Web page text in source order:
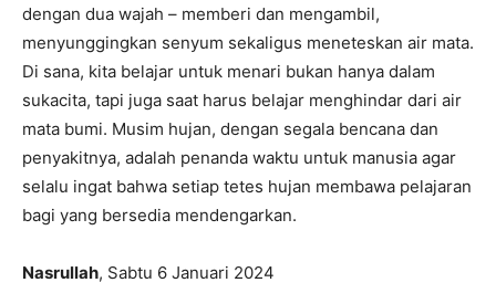
dengan dua wajah – memberi dan mengambil,
menyunggingkan senyum sekaligus meneteskan air mata.
Di sana, kita belajar untuk menari bukan hanya dalam
sukacita, tapi juga saat harus belajar menghindar dari air
mata bumi. Musim hujan, dengan segala bencana dan
penyakitnya, adalah penanda waktu untuk manusia agar
selalu ingat bahwa setiap tetes hujan membawa pelajaran
bagi yang bersedia mendengarkan.
Nasrullah, Sabtu 6 Januari 2024